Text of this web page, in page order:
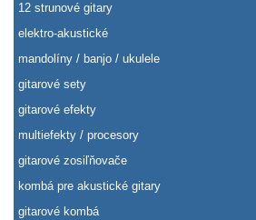
12 strunové gitary
elektro-akustické
mandolíny / banjo / ukulele
gitarové sety
gitarové efekty
multiefekty / procesory
gitarové zosiľňovače
kombá pre akustické gitary
gitarové kombá